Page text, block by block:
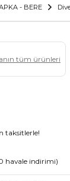
Dalış
- BERE
tüm ürünleri
taksitlerle!
havale indirimi)